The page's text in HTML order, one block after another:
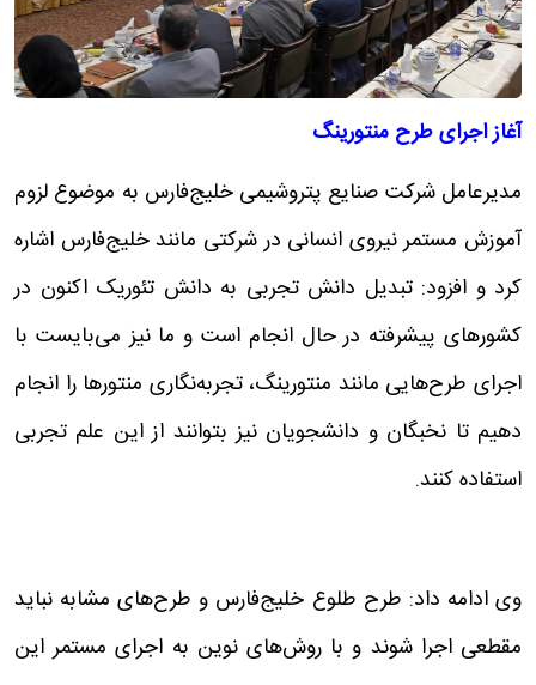
آغاز اجرای طرح منتورینگ
مدیرعامل شرکت صنایع پتروشیمی خلیج‌فارس به موضوع لزوم
آموزش مستمر نیروی انسانی در شرکتی مانند خلیج‌فارس اشاره
کرد و افزود: تبدیل دانش تجربی به دانش تئوریک اکنون در
کشورهای پیشرفته در حال انجام است و ما نیز می‌بایست با
اجرای طرح‌هایی مانند منتورینگ، تجربه‌نگاری منتورها را انجام
دهیم تا نخبگان و دانشجویان نیز بتوانند از این علم تجربی
استفاده کنند.
وی ادامه داد: طرح طلوع خلیج‌فارس و طرح‌های مشابه نباید
مقطعی اجرا شوند و با روش‌های نوین به اجرای مستمر این